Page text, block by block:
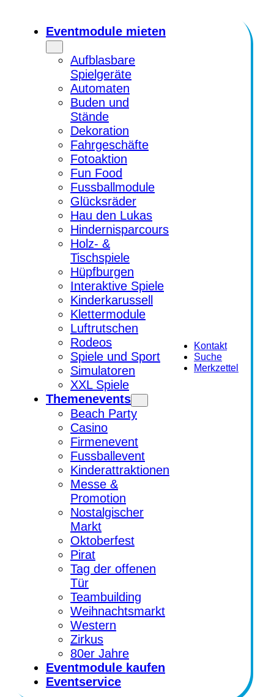
Eventmodule mieten
Aufblasbare
Spielgeräte
Automaten
Buden und
Stände
Dekoration
Fahrgeschäfte
Fotoaktion
Fun Food
Fussballmodule
Glücksräder
Hau den Lukas
Hindernisparcours
Holz- &
Tischspiele
Hüpfburgen
Interaktive Spiele
Kinderkarussell
Klettermodule
Luftrutschen
Rodeos
Spiele und Sport
Simulatoren
XXL Spiele
Themenevents
Beach Party
Casino
Firmenevent
Fussballevent
Kinderattraktionen
Messe &
Promotion
Nostalgischer
Markt
Oktoberfest
Pirat
Tag der offenen
Tür
Teambuilding
Weihnachtsmarkt
Western
Zirkus
80er Jahre
Eventmodule kaufen
Eventservice
Kontakt
Suche
Merkzettel